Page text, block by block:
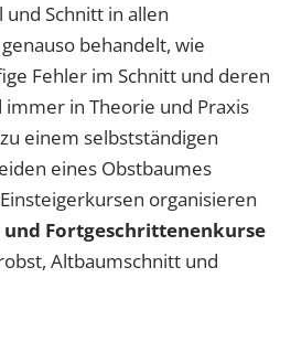
und Schnitt in allen
behandelt, wie
Fehler im Schnitt und deren
immer in Theorie und Praxis
einem selbstständigen
eines Obstbaumes
organisieren
Fortgeschrittenenkurse
Altbaumschnitt und